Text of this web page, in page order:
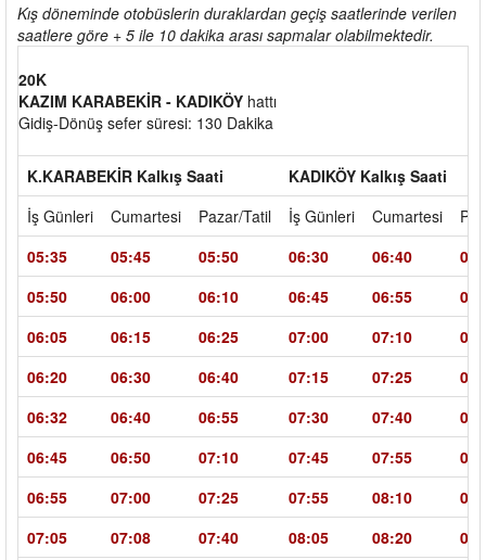
Kış döneminde otobüslerin duraklardan geçiş saatlerinde verilen
saatlere göre + 5 ile 10 dakika arası sapmalar olabilmektedir.
20K
KAZIM KARABEKİR - KADIKÖY hattı
Gidiş-Dönüş sefer süresi: 130 Dakika
K.KARABEKİR Kalkış Saati
KADIKÖY Kalkış Saati
İş Günleri
Cumartesi Pazar/Tatil İş Günleri Cumartesi
05:35
05:45 05:50 06:30 06:40
05:50
06:00 06:10 06:45 06:55
06:05
06:15 06:25 07:00 07:10
06:20
06:30 06:40 07:15 07:25
06:32
06:40 06:55 07:30 07:40
06:45
06:50 07:10 07:45 07:55
06:55
07:00 07:25 07:55 08:10
07:05
07:08 07:40 08:05 08:20